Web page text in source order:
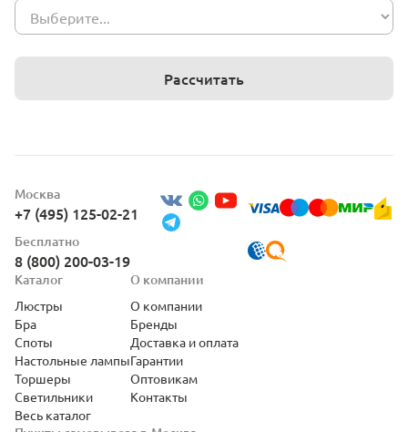
Рассчитать
Москва
+7 (495) 125-02-21
Бесплатно
8 (800) 200-03-19
Каталог
Люстры
Бра
Споты
Настольные лампы
Торшеры
Светильники
Весь каталог
О компании
О компании
Бренды
Доставка и оплата
Гарантии
Оптовикам
Контакты